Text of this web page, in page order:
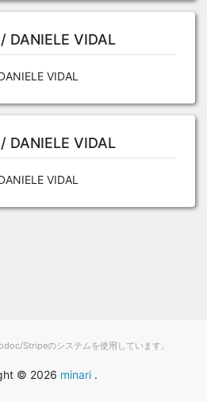
DANIELE VIDAL
VIDAL
DANIELE VIDAL
VIDAL
Stripeのシステムを使用しています。
© 2026 minari.